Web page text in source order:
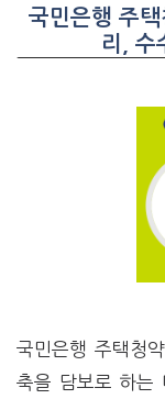
국민은행 주
리, 수
국민은행 주택청
축을 담보로 하는